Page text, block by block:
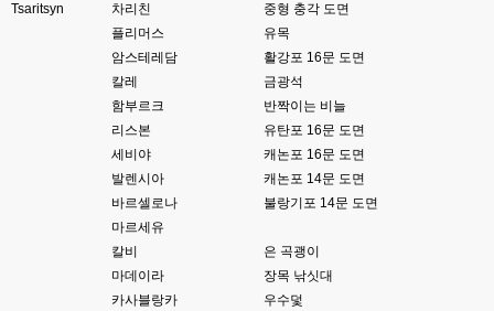
Tsaritsyn
차리친
중형 충각 도면
플리머스
유목
암스테레담
활강포 16문 도면
칼레
금광석
함부르크
반짝이는 비늘
리스본
유탄포 16문 도면
세비야
캐논포 16문 도면
발렌시아
캐논포 14문 도면
바르셀로나
불랑기포 14문 도면
마르세유
칼비
은 곡괭이
마데이라
장목 낚싯대
카사블랑카
우수덫
솔찍히 아직도 라이믹스보다 xe가 정이 더가긴합니다 ㅠ
솔직히 적응이 xe1이다보니깐 라이믹스는 비슷하면서 틀리니 적응이 안되요
그렇다고 코어랑 모듈 전부 마개조해버릴려니 난중 또 공식버전 올라오면 답